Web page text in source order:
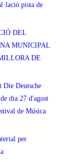
pista de
DEL
MUNICIPAL
DE
Die Deutsche
dia 27 d'agost
de Música
per